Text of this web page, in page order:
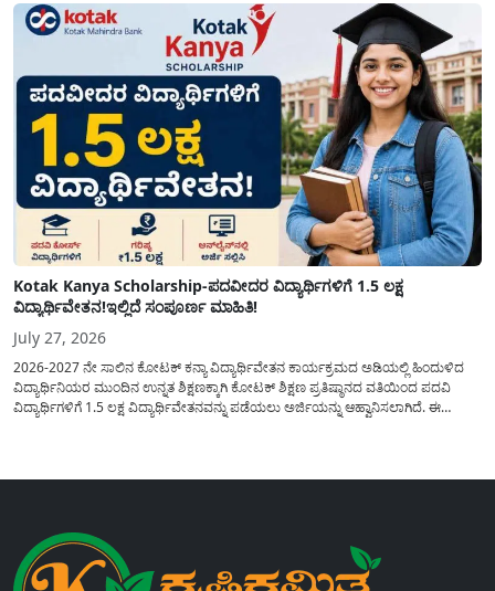
Kotak Kanya Scholarship-ಪದವೀದರ ವಿದ್ಯಾರ್ಥಿಗಳಿಗೆ 1.5 ಲಕ್ಷ
ವಿದ್ಯಾರ್ಥಿವೇತನ!ಇಲ್ಲಿದೆ ಸಂಪೂರ್ಣ ಮಾಹಿತಿ!
July 27, 2026
2026-2027 ನೇ ಸಾಲಿನ ಕೋಟಕ್ ಕನ್ಯಾ ವಿದ್ಯಾರ್ಥಿವೇತನ ಕಾರ್ಯಕ್ರಮದ ಅಡಿಯಲ್ಲಿ ಹಿಂದುಳಿದ
ವಿದ್ಯಾರ್ಥಿನಿಯರ ಮುಂದಿನ ಉನ್ನತ ಶಿಕ್ಷಣಕ್ಕಾಗಿ ಕೋಟಕ್ ಶಿಕ್ಷಣ ಪ್ರತಿಷ್ಠಾನದ ವತಿಯಿಂದ ಪದವಿ
ವಿದ್ಯಾರ್ಥಿಗಳಿಗೆ 1.5 ಲಕ್ಷ ವಿದ್ಯಾರ್ಥಿವೇತನವನ್ನು ಪಡೆಯಲು ಅರ್ಜಿಯನ್ನು ಆಹ್ವಾನಿಸಲಾಗಿದೆ. ಈ